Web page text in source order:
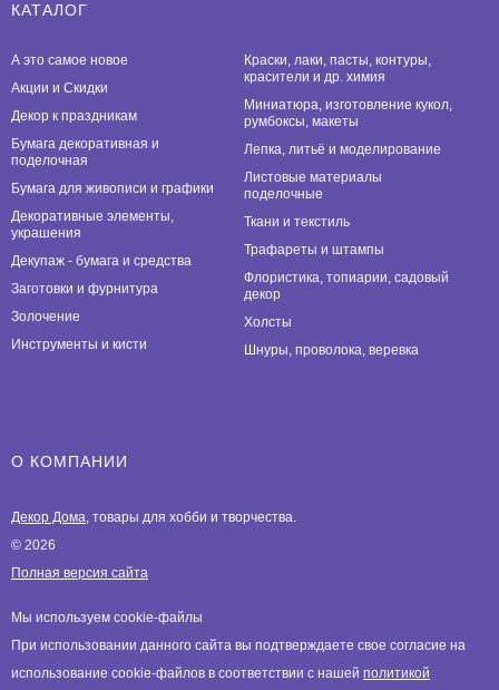
КАТАЛОГ
А это самое новое
Акции и Скидки
Декор к праздникам
Бумага декоративная и
поделочная
Бумага для живописи и графики
Декоративные элементы,
украшения
Декупаж - бумага и средства
Заготовки и фурнитура
Золочение
Инструменты и кисти
Краски, лаки, пасты, контуры,
красители и др. химия
Миниатюра, изготовление кукол,
румбоксы, макеты
Лепка, литьё и моделирование
Листовые материалы
поделочные
Ткани и текстиль
Трафареты и штампы
Флористика, топиарии, садовый
декор
Холсты
Шнуры, проволока, веревка
О КОМПАНИИ
Декор Дома, товары для хобби и творчества.
© 2026
Полная версия сайта
Мы используем cookie-файлы
При использовании данного сайта вы подтверждаете свое согласие на
использование cookie-файлов в соответствии с нашей политикой